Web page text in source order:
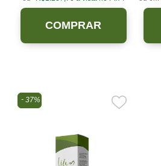
COMPRAR
37%